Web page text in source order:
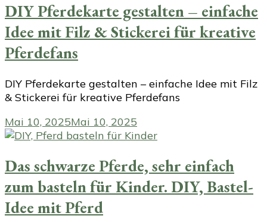
DIY Pferdekarte gestalten – einfache
Idee mit Filz & Stickerei für kreative
Pferdefans
DIY Pferdekarte gestalten – einfache Idee mit Filz
& Stickerei für kreative Pferdefans
Mai 10, 2025Mai 10, 2025
Das schwarze Pferde, sehr einfach
zum basteln für Kinder. DIY, Bastel-
Idee mit Pferd